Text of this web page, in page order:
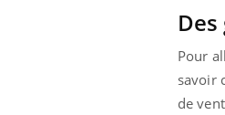
Pour
savoir
de